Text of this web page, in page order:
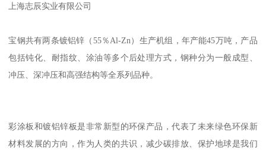
上海志辰实业有限公司
宝钢共有两条镀铝锌（55％Al-Zn）生产机组，年产能45万吨，产品
包括钝化、耐指纹、涂油等多个后处理方式，钢种分为一般成型、
冲压、深冲压和高强结构等全系列品种。
彩涂板和镀铝锌板是非常新型的环保产品，代表了未来绿色环保新
材料发展的方向，作为人类的共识，减少碳排放、保护地球是我们